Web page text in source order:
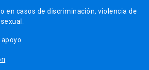
en casos de discriminación, violencia de